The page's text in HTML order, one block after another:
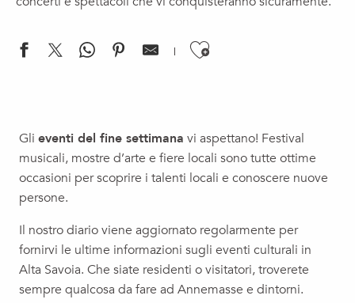
Ajouter aux
Cirque : "Automne" - Julie Travert
Musical | Drum Brothers, Les Frères Colle
One man show : "Entre nous"
Visite guidée : De bâtiments en bâtiments
Premier week-end du mois
Exposition temporaire - Les couloirs de la nuit
Visite commentée
Biennale (re)connecting.earth (03) – Ressources Sensibles
Gli eventi del fine settimana vi aspettano! Festival
musicali, mostre d’arte e fiere locali sono tutte ottime
occasioni per scoprire i talenti locali e conoscere nuove
persone.
Il nostro diario viene aggiornato regolarmente per
fornirvi le ultime informazioni sugli eventi culturali in
Alta Savoia. Che siate residenti o visitatori, troverete
sempre qualcosa da fare ad Annemasse e dintorni.